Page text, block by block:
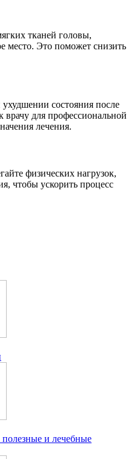
тканей головы,
место. Это поможет снизить
состояния после
врачу для профессиональной
лечения.
физических нагрузок,
чтобы ускорить процесс
и лечебные